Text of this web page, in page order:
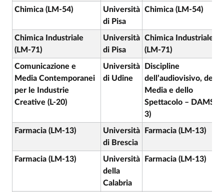
Chimica (LM-54)
Università
di Pisa
Chimica (LM-54)
Chimica Industriale
(LM-71)
Università
di Pisa
Chimica Industriale
(LM-71)
Comunicazione e
Media Contemporanei
per le Industrie
Creative (L-20)
Università
di Udine
Discipline
dell’audiovisivo, dei
Media e dello
Spettacolo – DAMS
3)
Farmacia (LM-13)
Università
di Brescia
Farmacia (LM-13)
Farmacia (LM-13)
Università
della
Calabria
Farmacia (LM-13)